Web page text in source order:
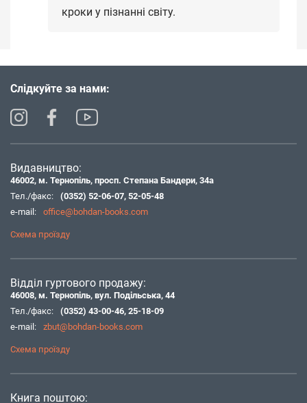
кроки у пізнанні світу.
Слідкуйте за нами:
Видавництво:
46002, м. Тернопіль, просп. Степана Бандери, 34а
Тел./факс:
(0352) 52-06-07, 52-05-48
e-mail:
office@bohdan-books.com
Схема проїзду
Відділ гуртового продажу:
46008, м. Тернопіль, вул. Подільська, 44
Тел./факс:
(0352) 43-00-46, 25-18-09
e-mail:
zbut@bohdan-books.com
Схема проїзду
Книга поштою: